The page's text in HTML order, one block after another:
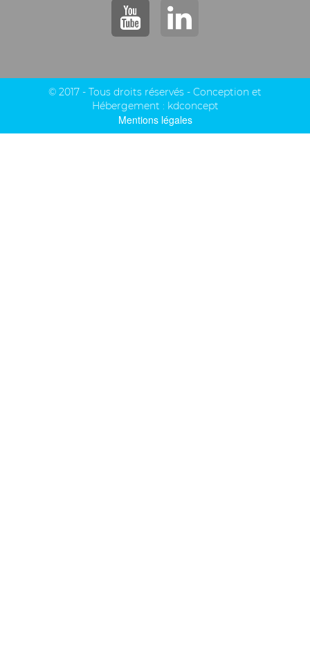
© 2017 - Tous droits réservés - Conception et
Hébergement : kdconcept
Mentions légales